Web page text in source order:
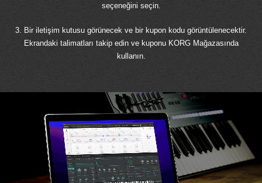
seçeneğini seçin.
3. Bir iletişim kutusu görünecek ve bir kupon kodu görüntülenecektir.
Ekrandaki talimatları takip edin ve kuponu KORG Mağazasında
kullanın.